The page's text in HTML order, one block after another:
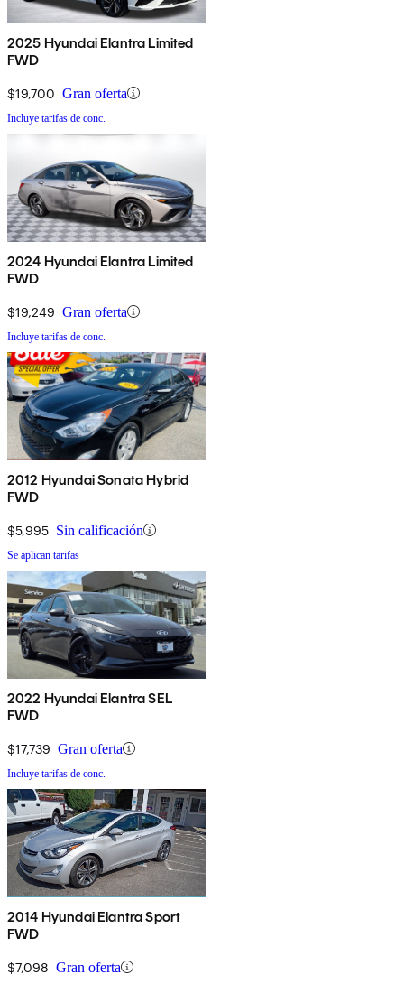
2025 Hyundai Elantra Limited
FWD
$19,700 Gran oferta
Incluye tarifas de conc.
2024 Hyundai Elantra Limited
FWD
$19,249 Gran oferta
Incluye tarifas de conc.
2012 Hyundai Sonata Hybrid
FWD
$5,995 Sin calificación
Se aplican tarifas
2022 Hyundai Elantra SEL
FWD
$17,739 Gran oferta
Incluye tarifas de conc.
2014 Hyundai Elantra Sport
FWD
$7,098 Gran oferta